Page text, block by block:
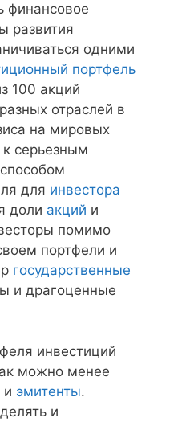
финансовое
развития
одними
портфель
100 акций
отраслей в
на мировых
серьезным
для инвестора
доли акций и
помимо
портфели и
государственные
и драгоценные
инвестиций
можно менее
и эмитенты.
и